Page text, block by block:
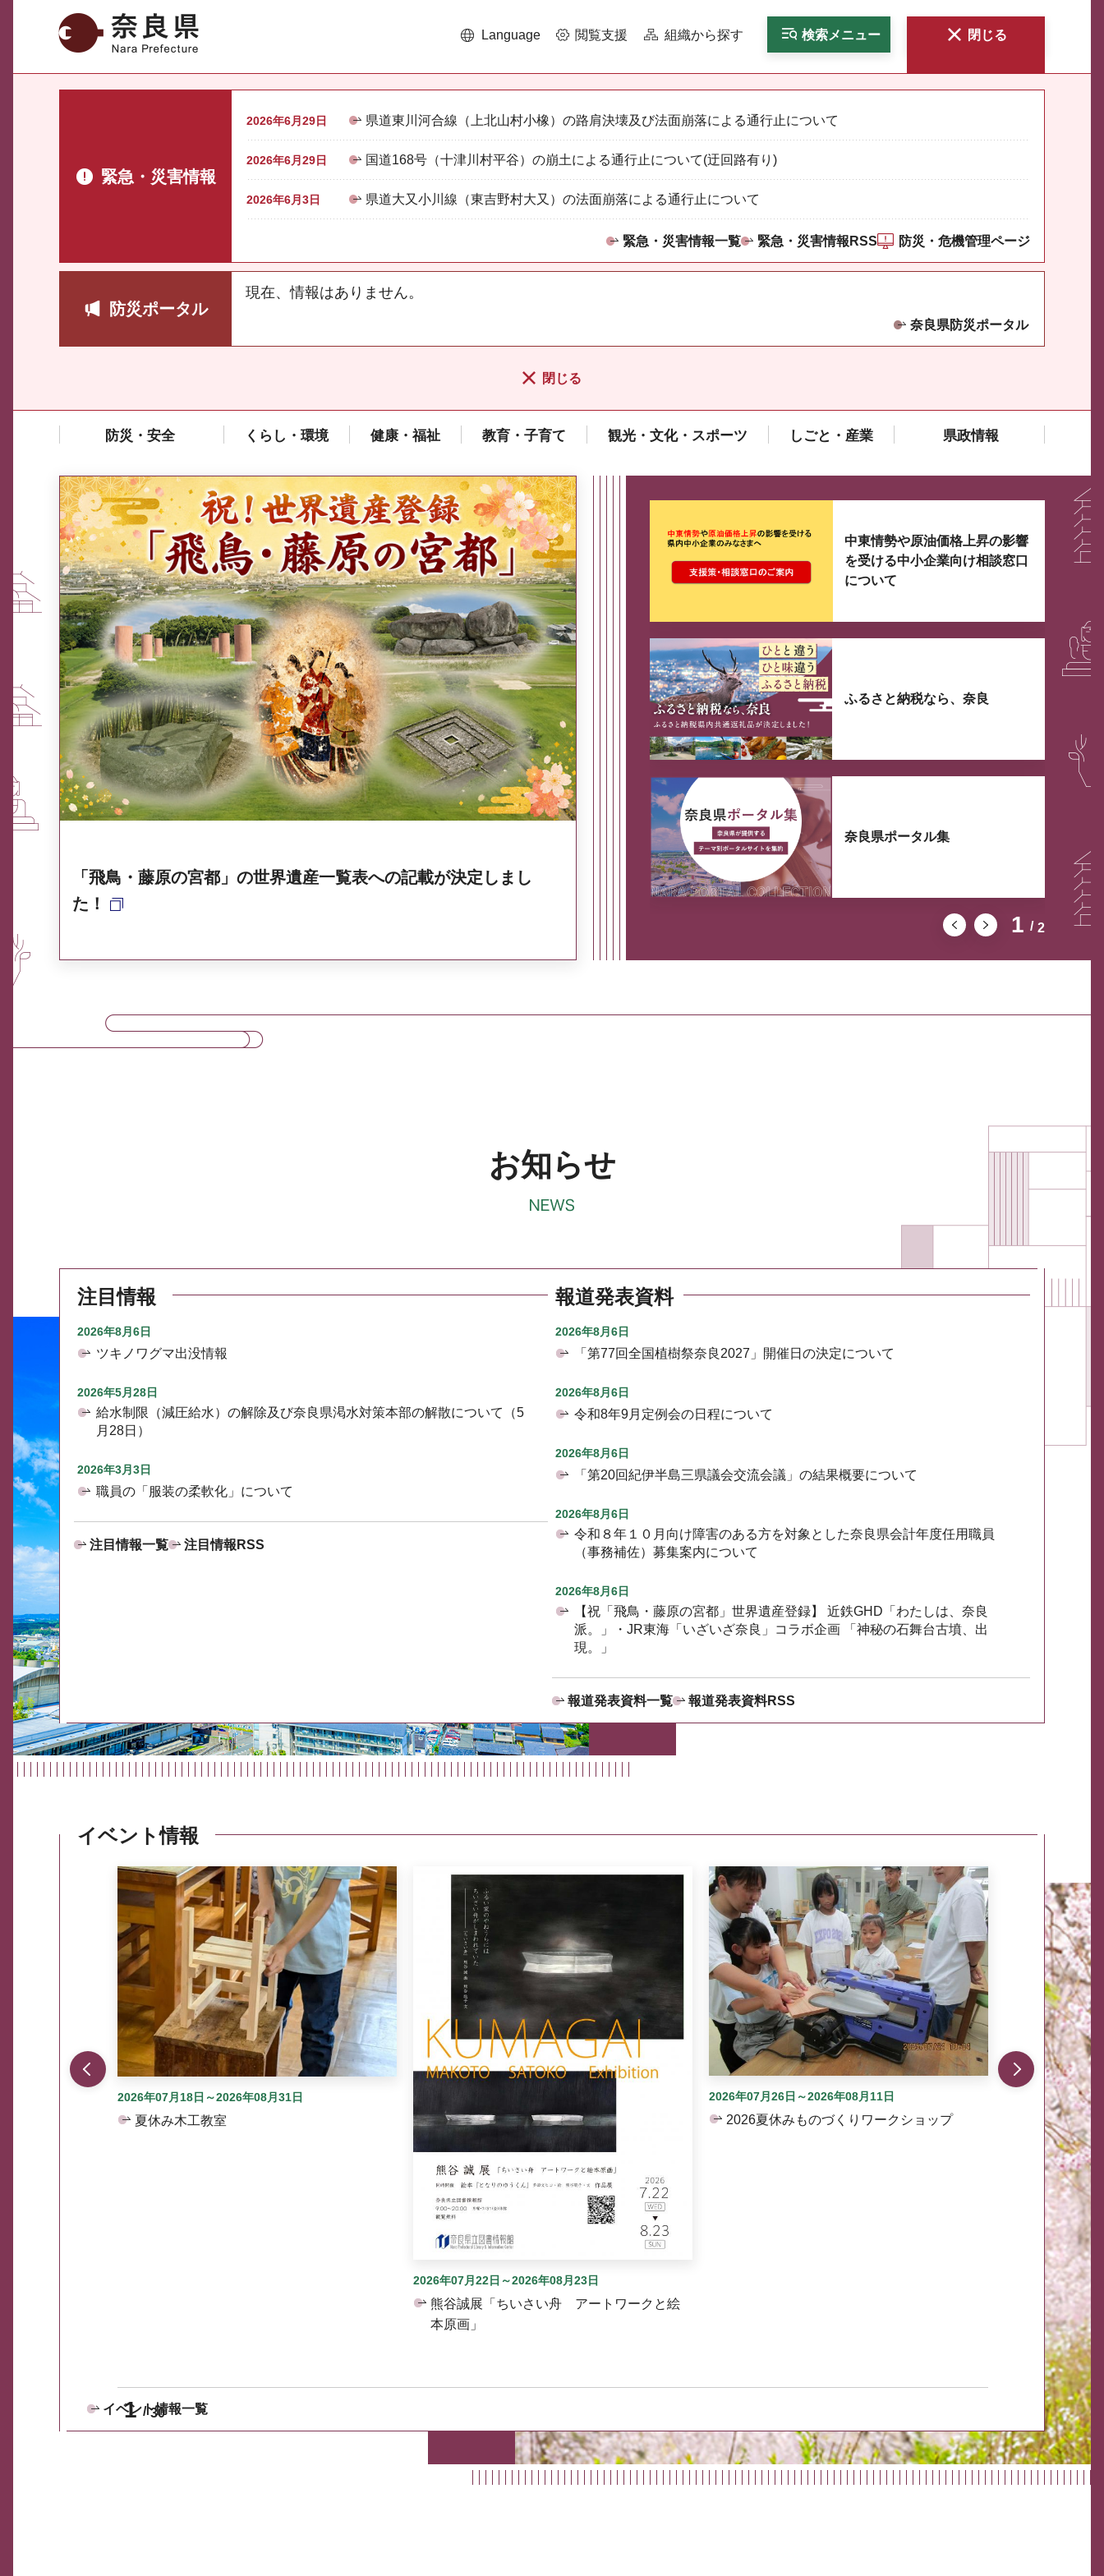
奈良県 Language 閲覧支援 組織から探す 検索メニュー 閉じる
緊急・災害情報
2026年6月29日 県道東川河合線（上北山村小橡）の路肩決壊及び法面崩落による通行止について
2026年6月29日 国道168号（十津川村平谷）の崩土による通行止について(迂回路有り)
2026年6月3日 県道大又小川線（東吉野村大又）の法面崩落による通行止について
緊急・災害情報一覧 緊急・災害情報RSS 防災・危機管理ページ
防災ポータル
現在、情報はありません。
奈良県防災ポータル
閉じる
防災・安全 くらし・環境 健康・福祉 教育・子育て 観光・文化・スポーツ しごと・産業 県政情報
「飛鳥・藤原の宮都」の世界遺産一覧表への記載が決定しまし
た！
ここから最大3つずつ情報が表示されるスライダーがあります。
1 2
中東情勢や原油価格上昇の影響
を受ける中小企業向け相談窓口
について
ふるさと納税なら、奈良
県広報誌「県民だより奈良」
2026年8月号
奈良県政策集
中東情勢や原油価格上昇の影響
を受ける中小企業向け相談窓口
について
ふるさと納税なら、奈良
奈良県ポータル集
お知らせ
注目情報
2026年8月6日
ツキノワグマ出没情報
2026年5月28日
給水制限（減圧給水）の解除及び奈良県渇水対策本部の解散について（5
月28日）
2026年3月3日
職員の「服装の柔軟化」について
注目情報一覧 注目情報RSS
報道発表資料
2026年8月6日
「第77回全国植樹祭奈良2027」開催日の決定について
2026年8月6日
令和8年9月定例会の日程について
2026年8月6日
「第20回紀伊半島三県議会交流会議」の結果概要について
2026年8月6日
令和８年１０月向け障害のある方を対象とした奈良県会計年度任用職員
（事務補佐）募集案内について
2026年8月6日
【祝「飛鳥・藤原の宮都」世界遺産登録】 近鉄GHD「わたしは、奈良
派。」・JR東海「いざいざ奈良」コラボ企画 「神秘の石舞台古墳、出
現。」
報道発表資料一覧 報道発表資料RSS
イベント情報
1 30
2026年07月18日～2026年08月31日
夏休み木工教室
2026年07月22日～2026年08月23日
熊谷誠展「ちいさい舟 アートワークと絵
本原画」
2026年07月26日～2026年08月11日
2026夏休みものづくりワークショップ
イベント情報一覧